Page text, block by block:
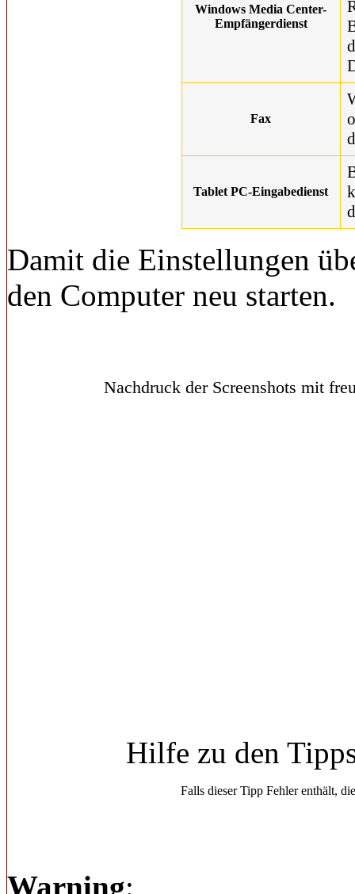
Windows Media Center-
Empfängerdienst
Fax
Tablet PC-Eingabedienst
Damit die Einstellungen
den Computer neu starten.
Nachdruck der Screenshots mit
Hilfe zu den
Falls dieser Tipp Fehler enthält,
Warning: